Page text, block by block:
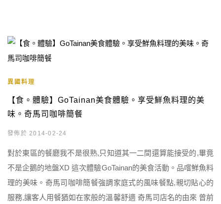
異國料理
【食。體驗】GoTainan美食體驗。享受鮮魚料理的美
味。奇馬司咖啡簡餐
發佈於 2014-02-24
對於東區的餐廳我不是很熟,只知道其一二間還算能接受的,畢竟
不是企鵝的地盤XD 這次體驗GoTainan的美食活動。品嚐鮮魚料
理的美味。奇馬司咖啡簡餐強調家庭式的風味餐點,親切貼心的
服務,讓客人用餐猶如在家般的溫馨舒適 奇馬司店名的由來 曾前